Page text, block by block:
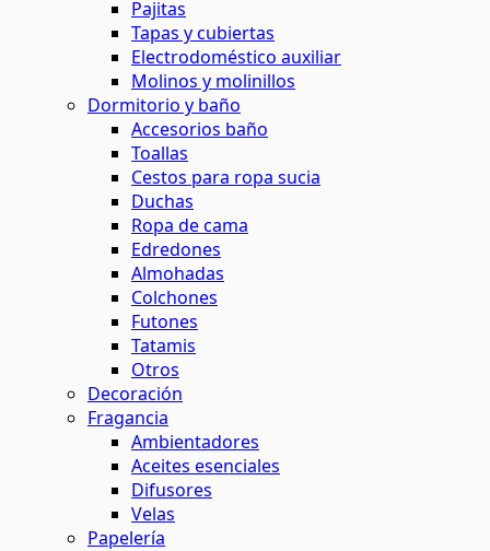
Pajitas
Tapas y cubiertas
Electrodoméstico auxiliar
Molinos y molinillos
Dormitorio y baño
Accesorios baño
Toallas
Cestos para ropa sucia
Duchas
Ropa de cama
Edredones
Almohadas
Colchones
Futones
Tatamis
Otros
Decoración
Fragancia
Ambientadores
Aceites esenciales
Difusores
Velas
Papelería